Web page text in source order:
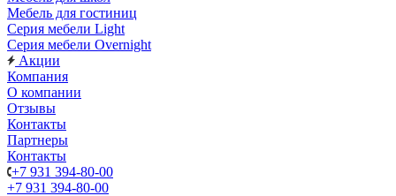
Мебель для гостиниц
Серия мебели Light
Серия мебели Overnight
Акции
Компания
О компании
Отзывы
Контакты
Партнеры
Контакты
+7 931 394-80-00
+7 931 394-80-00